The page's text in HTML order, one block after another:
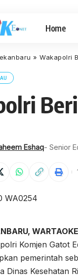
Home
» Wakapolri
Eshaq- Senior
Komjen Gatot
pemerintah
Dinas Kesehatan